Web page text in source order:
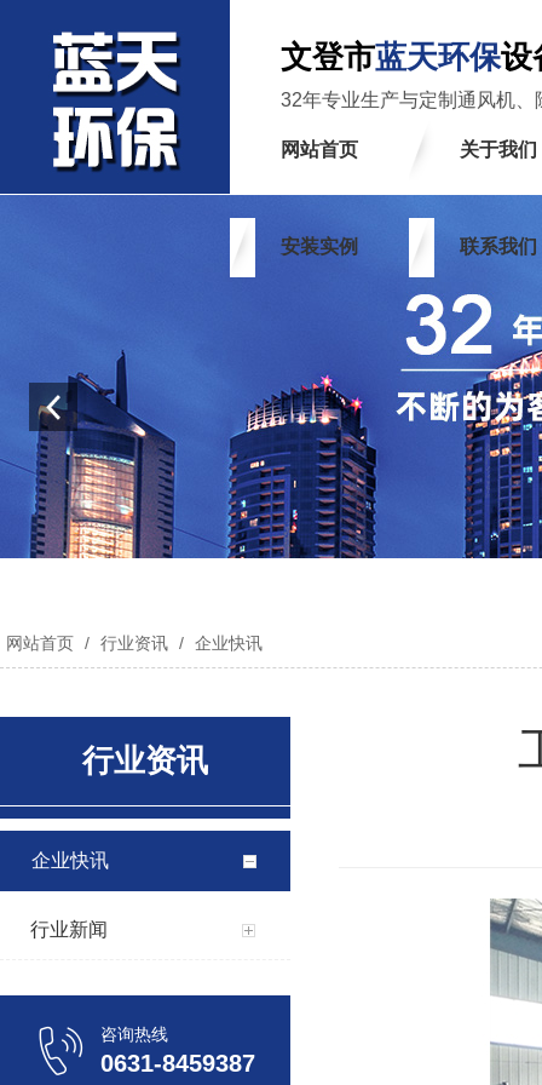
文登市蓝天环保设
32年专业生产与定制通风机、
网站首页 关于我们
安装实例 联系我们
网站首页 / 行业资讯 / 企业快讯
行业资讯
企业快讯
行业新闻
咨询热线
0631-8459387